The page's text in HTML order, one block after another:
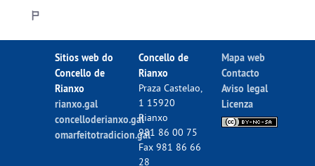
Sitios web do
Concello de
Rianxo
rianxo.gal
concelloderianxo.gal
omarfeitotradicion.gal
Concello de
Rianxo
Praza Castelao,
1 15920
Rianxo
981 86 00 75
Fax 981 86 66
28
Mapa web
Contacto
Aviso legal
Licenza